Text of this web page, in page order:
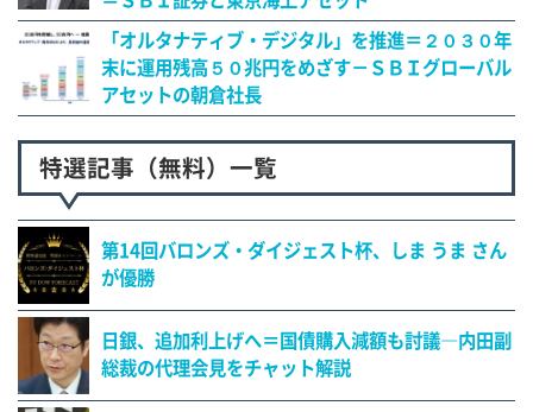
「オルタナティブ・デジタル」を推進＝２０３０年
末に運用残高５０兆円をめざす－ＳＢＩグローバル
アセットの朝倉社長
特選記事（無料）一覧
第14回バロンズ・ダイジェスト杯、しま うま さん
が優勝
日銀、追加利上げへ＝国債購入減額も討議―内田副
総裁の代理会見をチャット解説